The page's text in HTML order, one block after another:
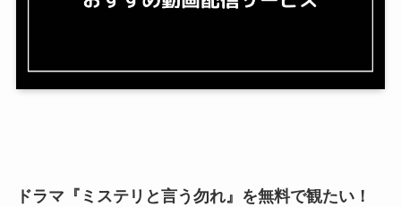
ドラマ『ミステリと言う勿れ』を無料で観たい！